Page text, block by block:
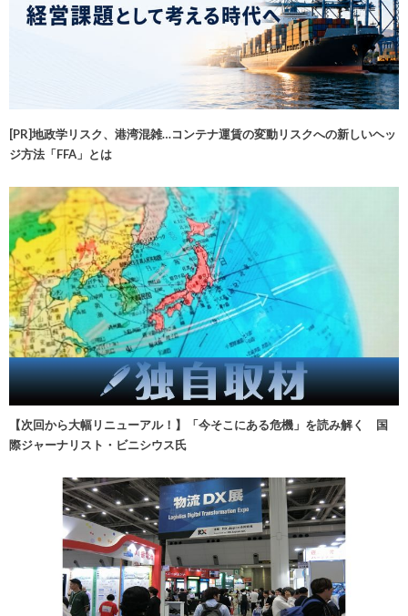
[PR]地政学リスク、港湾混雑…コンテナ運賃の変動リスクへの新しいヘッ
ジ方法「FFA」とは
【次回から大幅リニューアル！】「今そこにある危機」を読み解く 国
際ジャーナリスト・ビニシウス氏